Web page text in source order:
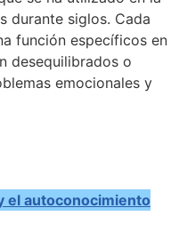
durante siglos. Cada
función específicos en
desequilibrados o
emocionales y
el autoconocimiento